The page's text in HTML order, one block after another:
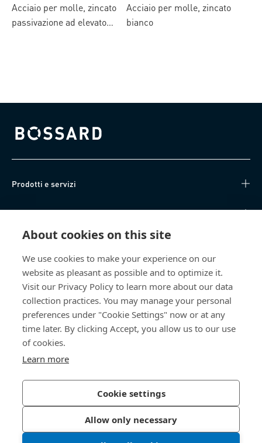
About cookies on this site
We use cookies to make your experience on our
website as pleasant as possible and to optimize it.
Visit our Privacy Policy to learn more about our data
collection practices. You may manage your personal
preferences under "Cookie Settings" now or at any
time later. By clicking Accept, you allow us to our use
of cookies.
Learn more
Cookie settings
Allow only necessary
Acciaio per molle, zincato
passivazione ad elevato
Acciaio per molle, zincato
bianco
Bossard homepage
Prodotti e servizi
Knowledge Hub
Chi siamo
Bossard SA
Steinhauserstrasse 70
6301 Zug
Informativa sulla privacy